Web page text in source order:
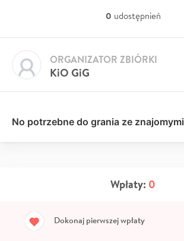
0 udostępnień
KiO GiG
ORGANIZATOR ZBIÓRKI
No potrzebne do grania ze znajomymi
Wpłaty: 0
Dokonaj pierwszej wpłaty